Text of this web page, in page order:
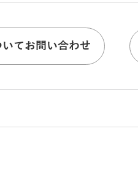
てお問い合わせ